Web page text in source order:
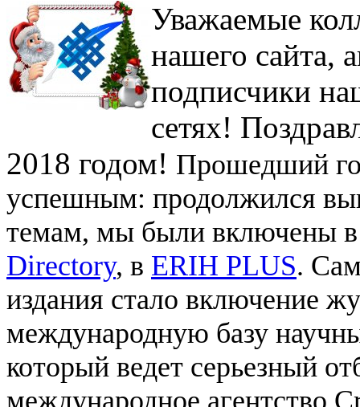
Уважаемые
нашего сайта,
подписчики
сетях!
2018 годом! Прошедший
успешным: продолжился
темам, мы были включены в
Directory, в ERIH PLUS.
издания стало включение
международную базу
который ведет серьезный
международное агентство